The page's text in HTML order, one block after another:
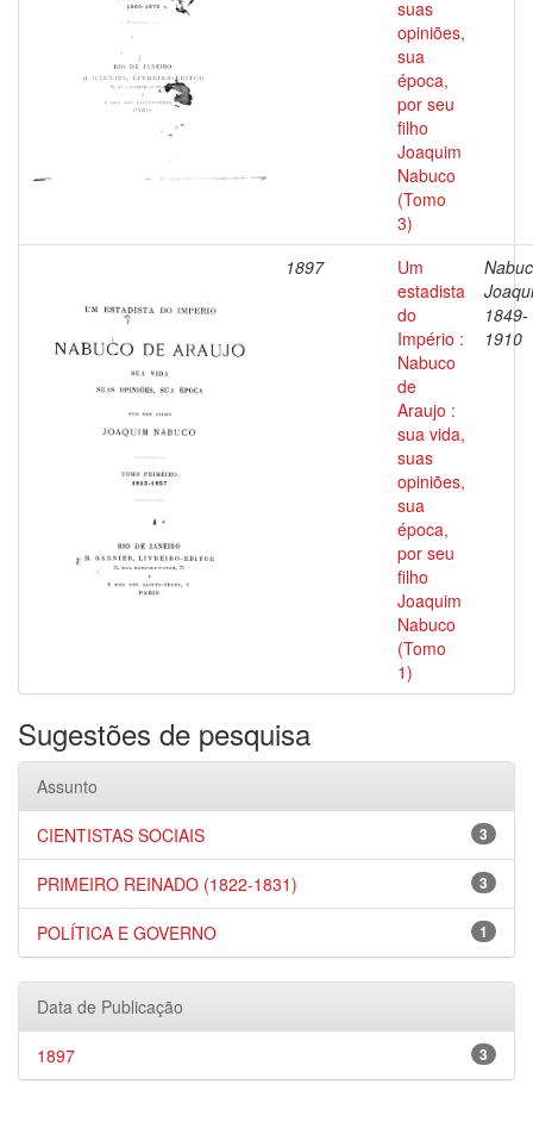
suas
opiniões,
sua
época,
por seu
filho
Joaquim
Nabuco
(Tomo
3)
1897
Um
estadista
do
Império :
Nabuco
de
Araujo :
sua vida,
suas
opiniões,
sua
época,
por seu
filho
Joaquim
Nabuco
(Tomo
1)
1849-
1910
Sugestões de pesquisa
Assunto
3
CIENTISTAS SOCIAIS
3
PRIMEIRO REINADO (1822-1831)
1
POLÍTICA E GOVERNO
Data de Publicação
3
1897